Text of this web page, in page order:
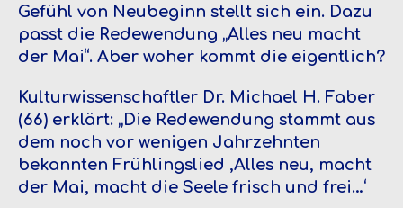
Gefühl von Neubeginn stellt sich ein. Dazu
passt die Redewendung „Alles neu macht
der Mai“. Aber woher kommt die eigentlich?
Kulturwissenschaftler Dr. Michael H. Faber
(66) erklärt: „Die Redewendung stammt aus
dem noch vor wenigen Jahrzehnten
bekannten Frühlingslied ,Alles neu, macht
der Mai, macht die Seele frisch und frei…‘